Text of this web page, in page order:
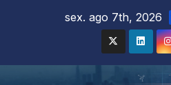
sex. ago 7th, 2026